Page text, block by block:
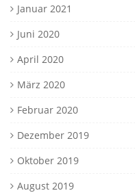
Januar 2021
Juni 2020
April 2020
März 2020
Februar 2020
Dezember 2019
Oktober 2019
August 2019